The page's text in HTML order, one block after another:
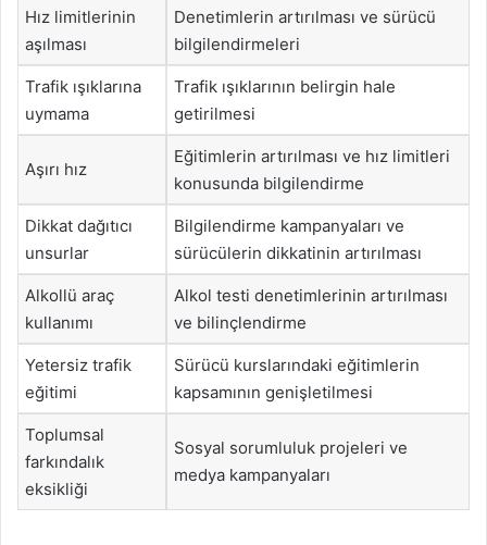
Hız limitlerinin
aşılması
Denetimlerin artırılması ve sürücü
bilgilendirmeleri
Trafik ışıklarına
uymama
Trafik ışıklarının belirgin hale
getirilmesi
Aşırı hız
Eğitimlerin artırılması ve hız limitleri
konusunda bilgilendirme
Dikkat dağıtıcı
unsurlar
Bilgilendirme kampanyaları ve
sürücülerin dikkatinin artırılması
Alkollü araç
kullanımı
Alkol testi denetimlerinin artırılması
ve bilinçlendirme
Yetersiz trafik
eğitimi
Sürücü kurslarındaki eğitimlerin
kapsamının genişletilmesi
Toplumsal
farkındalık
eksikliği
Sosyal sorumluluk projeleri ve
medya kampanyaları